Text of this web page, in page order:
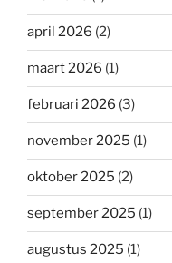
april 2026 (2)
maart 2026 (1)
februari 2026 (3)
november 2025 (1)
oktober 2025 (2)
september 2025 (1)
augustus 2025 (1)